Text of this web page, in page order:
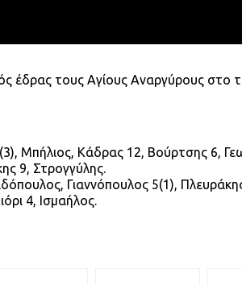
έδρας τους Αγίους Αναργύρους στο
Μπήλιος, Κάδρας 12, Βούρτσης 6,
9, Στρογγύλης.
Γιαννόπουλος 5(1),
4, Ισμαήλος.